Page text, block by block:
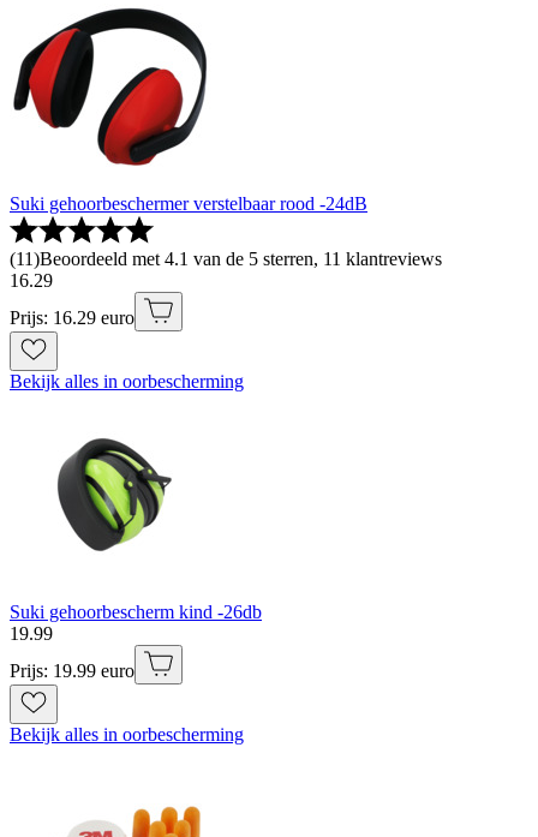
Suki gehoorbeschermer verstelbaar rood -24dB
(11)Beoordeeld met 4.1 van de 5 sterren, 11 klantreviews
16.29
Prijs: 16.29 euro
Bekijk alles in oorbescherming
Suki gehoorbescherm kind -26db
19.99
Prijs: 19.99 euro
Bekijk alles in oorbescherming